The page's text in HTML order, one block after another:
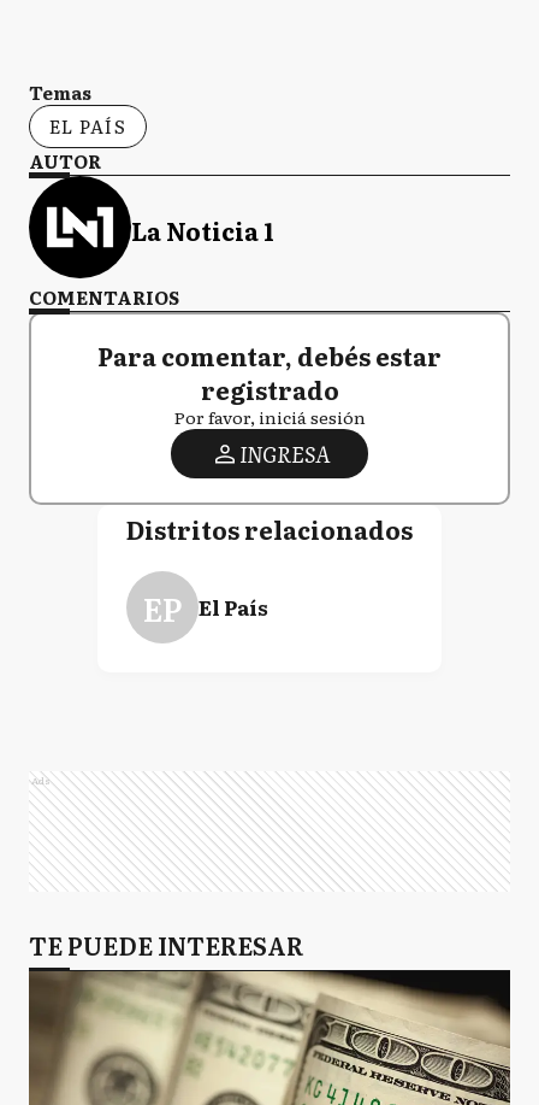
Temas
EL PAÍS
AUTOR
La Noticia 1
COMENTARIOS
Para comentar, debés estar
registrado
Por favor, iniciá sesión
INGRESA
Distritos relacionados
EP El País
Ads
TE PUEDE INTERESAR